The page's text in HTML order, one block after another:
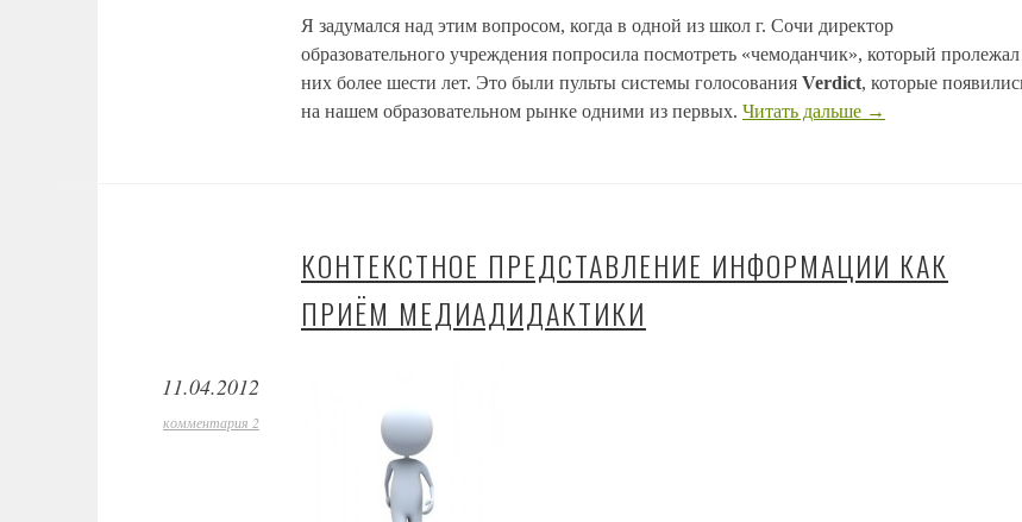
Я задумался над этим вопросом, когда в одной из школ г. Сочи директор
образовательного учреждения попросила посмотреть «чемоданчик», который
них более шести лет. Это были пульты системы голосования Verdict, которые
на нашем образовательном рынке одними из первых. Читать дальше →
КОНТЕКСТНОЕ ПРЕДСТАВЛЕНИЕ ИНФОРМАЦИИ КАК
ПРИЁМ МЕДИАДИДАКТИКИ
11.04.2012
комментария 2